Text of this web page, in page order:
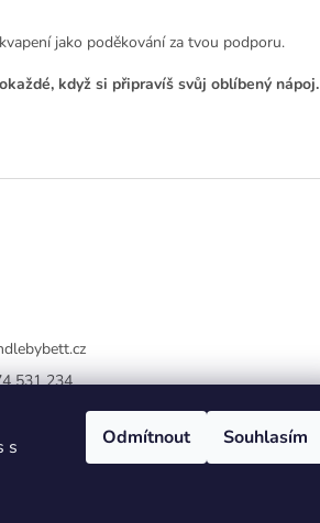
s
Odmítnout Souhlasím
jako poděkování za tvou podporu.
když si připravíš svůj oblíbený nápoj.
531 234